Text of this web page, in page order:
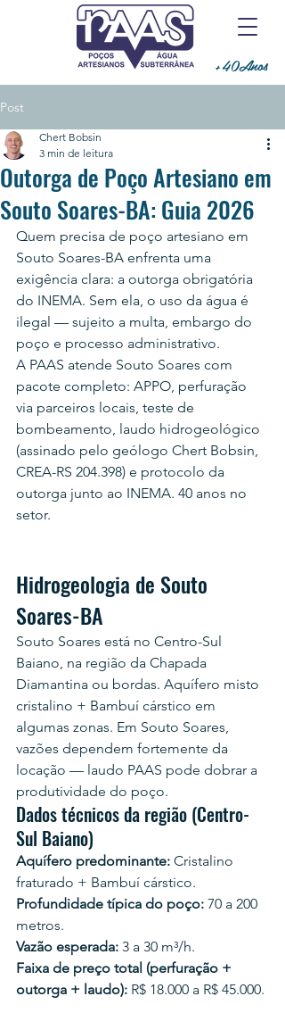
+40Anos
Post
Outorga de Poço Artesiano em
Souto Soares-BA: Guia 2026
Chert Bobsin
3 min de leitura
Quem precisa de poço artesiano em
Souto Soares-BA enfrenta uma
exigência clara: a outorga obrigatória
do INEMA. Sem ela, o uso da água é
ilegal — sujeito a multa, embargo do
poço e processo administrativo.
A PAAS atende Souto Soares com
pacote completo: APPO, perfuração
via parceiros locais, teste de
bombeamento, laudo hidrogeológico
(assinado pelo geólogo Chert Bobsin,
CREA-RS 204.398) e protocolo da
outorga junto ao INEMA. 40 anos no
setor.
Hidrogeologia de Souto
Soares-BA
Souto Soares está no Centro-Sul
Baiano, na região da Chapada
Diamantina ou bordas. Aquífero misto
cristalino + Bambuí cárstico em
algumas zonas. Em Souto Soares,
vazões dependem fortemente da
locação — laudo PAAS pode dobrar a
produtividade do poço.
Dados técnicos da região (Centro-
Sul Baiano)
Aquífero predominante: Cristalino
fraturado + Bambuí cárstico.
Profundidade típica do poço: 70 a 200
metros.
Vazão esperada: 3 a 30 m³/h.
Faixa de preço total (perfuração +
outorga + laudo): R$ 18.000 a R$ 45.000.